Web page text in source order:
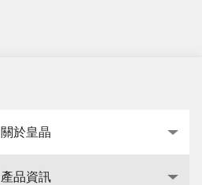
關於皇晶
產品資訊